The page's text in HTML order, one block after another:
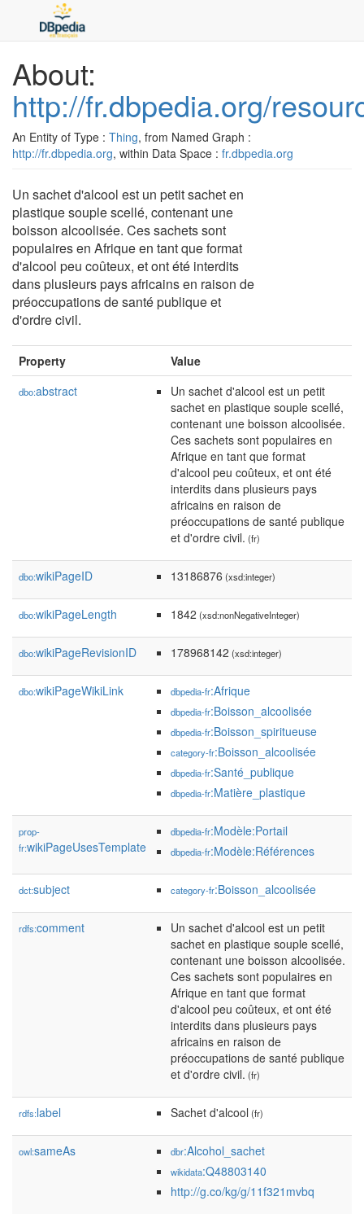
About:
http://fr.dbpedia.org/
An Entity of Type : Thing, from Named Graph :
http://fr.dbpedia.org, within Data Space : fr.dbpedia.org
Un sachet d'alcool est un petit sachet en
plastique souple scellé, contenant une
boisson alcoolisée. Ces sachets sont
populaires en Afrique en tant que format
d'alcool peu coûteux, et ont été interdits
dans plusieurs pays africains en raison de
préoccupations de santé publique et
d'ordre civil.
Property Value
dbo:abstract
Un sachet d'alcool est un petit
sachet en plastique souple scellé,
contenant une boisson alcoolisée.
Ces sachets sont populaires en
Afrique en tant que format
d'alcool peu coûteux, et ont été
interdits dans plusieurs pays
africains en raison de
préoccupations de santé publique
et d'ordre civil. (fr)
dbo:wikiPageID 13186876 (xsd:integer)
dbo:wikiPageLength 1842 (xsd:nonNegativeInteger)
dbo:wikiPageRevisionID 178968142 (xsd:integer)
dbo:wikiPageWikiLink dbpedia-fr:Afrique
dbpedia-fr:Boisson_alcoolisée
dbpedia-fr:Boisson_spiritueuse
category-fr:Boisson_alcoolisée
dbpedia-fr:Santé_publique
dbpedia-fr:Matière_plastique
prop-
fr:wikiPageUsesTemplate
dbpedia-fr:Modèle:Portail
dbpedia-fr:Modèle:Références
dct:subject category-fr:Boisson_alcoolisée
rdfs:comment
Un sachet d'alcool est un petit
sachet en plastique souple scellé,
contenant une boisson alcoolisée.
Ces sachets sont populaires en
Afrique en tant que format
d'alcool peu coûteux, et ont été
interdits dans plusieurs pays
africains en raison de
préoccupations de santé publique
et d'ordre civil. (fr)
rdfs:label Sachet d'alcool (fr)
owl:sameAs dbr:Alcohol_sachet
wikidata:Q48803140
http://g.co/kg/g/11f321mvbq